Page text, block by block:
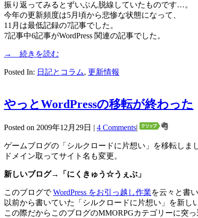
振り返ってみるとずいぶん脱線していたものです…。
今年の更新頻度は5月頃から悲惨な状態になって、
11月は最低記録の7記事でした。
7記事中6記事がWordPress 関連の記事でした。
→ 続きを読む
Posted In: 日記とコラム, 更新情報
やっとWordPressの移転が終わった
Posted on 2009年12月29日 | 4 Comments|
ゲームブログの「シルクロードに片想い」を移転しま
ドメイン取ってサイト名も変更。
新しいブログ→「 にくきゅう☆うぇぶ 」
このブログでWordPress をお引っ越し作業を云々と書
以前から書いていた「シルクロードに片想い」を新し
この際だからこのブログのMMORPGカテゴリーに突っ